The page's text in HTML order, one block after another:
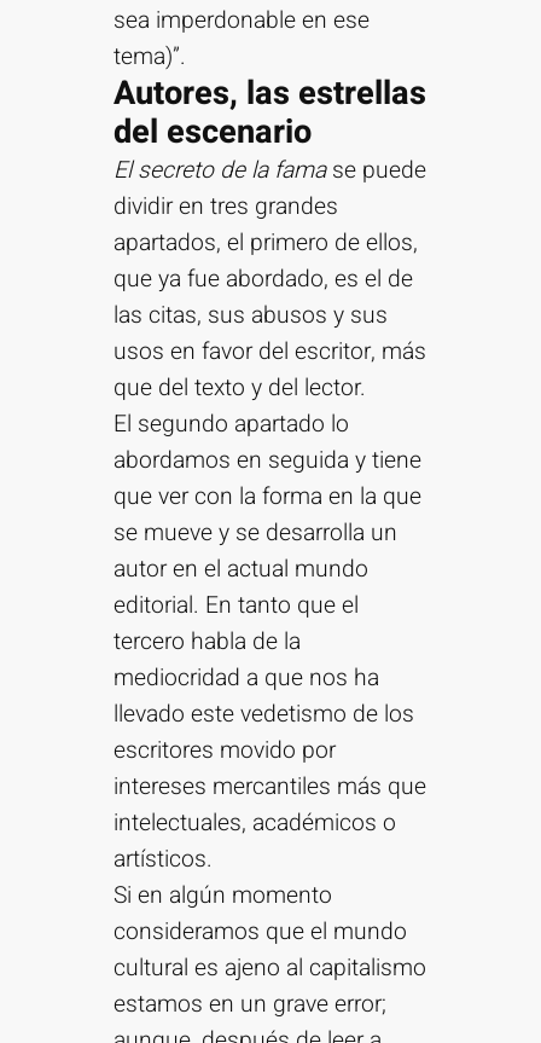
sea imperdonable en ese
tema)”.
Autores, las estrellas
del escenario
El secreto de la famase puede
dividir en tres grandes
apartados, el primero de ellos,
que ya fue abordado, es el de
las citas, sus abusos y sus
usos en favor del escritor, más
que del texto y del lector.
El segundo apartado lo
abordamos en seguida y tiene
que ver con la forma en la que
se mueve y se desarrolla un
autor en el actual mundo
editorial. En tanto que el
tercero habla de la
mediocridad a que nos ha
llevado este vedetismo de los
escritores movido por
intereses mercantiles más que
intelectuales, académicos o
artísticos.
Si en algún momento
consideramos que el mundo
cultural es ajeno al capitalismo
estamos en un grave error;